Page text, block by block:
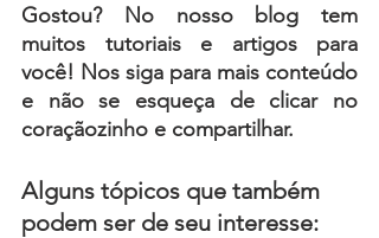
Gostou? No nosso blog tem
muitos tutoriais e artigos para
você! Nos siga para mais conteúdo
e não se esqueça de c licar no
coraçãozinho e compartilhar.
Alguns tópicos que também
podem ser de seu interesse: